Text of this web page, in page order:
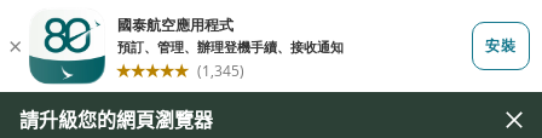
請升級您的網頁瀏覽器